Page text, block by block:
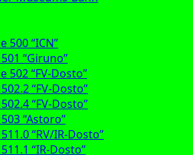
500 “ICN”
501 “Giruno”
502 “FV-Dosto”
“FV-Dosto”
“FV-Dosto”
“Astoro”
“RV/IR-Dosto”
“IR-Dosto”